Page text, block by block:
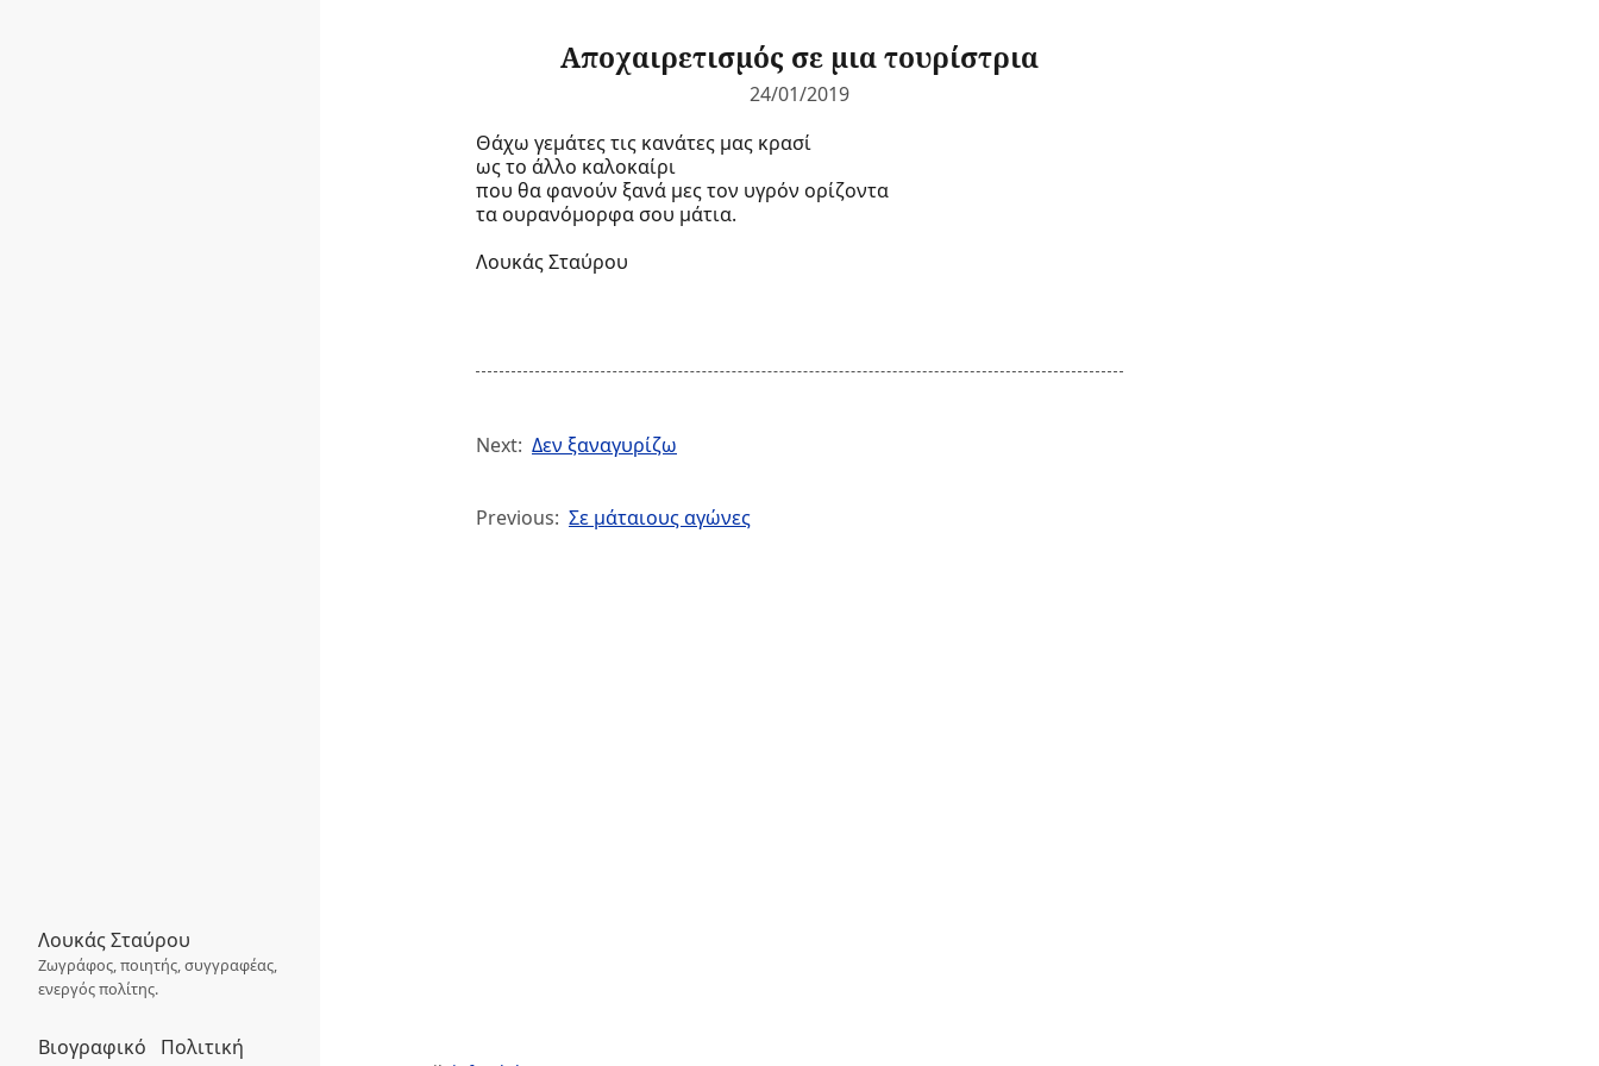
Λουκάς Σταύρου
Ζωγράφος, ποιητής, συγγραφέας,
ενεργός πολίτης.
Βιογραφικό Πολιτική
Αποχαιρετισμός σε μια τουρίστρια
24/01/2019
Θάχω γεμάτες τις κανάτες μας κρασί
ως το άλλο καλοκαίρι
που θα φανούν ξανά μες τον υγρόν ορίζοντα
τα ουρανόμορφα σου μάτια.
Λουκάς Σταύρου
Next: Δεν ξαναγυρίζω
Previous: Σε μάταιους αγώνες